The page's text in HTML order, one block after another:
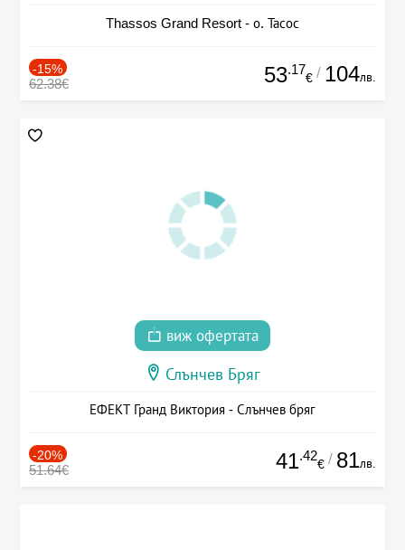
Thassos Grand Resort - о. Тасос
-15%
62.38€ 53.17
€ / 104лв.
виж офертата
Слънчев Бряг
ЕФЕКТ Гранд Виктория - Слънчев бряг
-20%
51.64€ 41.42
€ / 81лв.